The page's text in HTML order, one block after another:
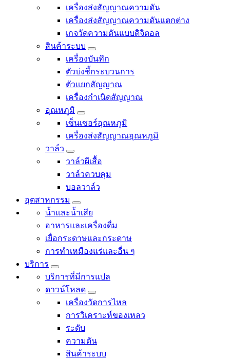
เครื่องส่งสัญญาณความดัน
เครื่องส่งสัญญาณความดันแตกต่าง
เกจวัดความดันแบบดิจิตอล
สินค้าระบบ
เครื่องบันทึก
ตัวบ่งชี้กระบวนการ
ตัวแยกสัญญาณ
เครื่องกำเนิดสัญญาณ
อุณหภูมิ
เซ็นเซอร์อุณหภูมิ
เครื่องส่งสัญญาณอุณหภูมิ
วาล์ว
วาล์วผีเสื้อ
วาล์วควบคุม
บอลวาล์ว
อุตสาหกรรม
น้ำและน้ำเสีย
อาหารและเครื่องดื่ม
เยื่อกระดาษและกระดาษ
การทำเหมืองแร่และอื่น ๆ
บริการ
บริการที่มีการแปล
ดาวน์โหลด
เครื่องวัดการไหล
การวิเคราะห์ของเหลว
ระดับ
ความดัน
สินค้าระบบ